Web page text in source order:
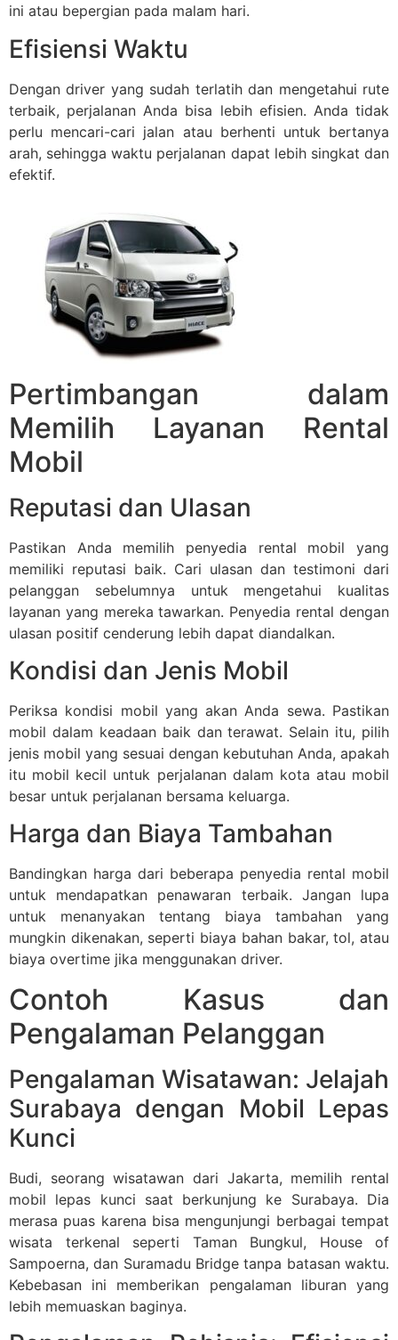
ini atau bepergian pada malam hari.
Efisiensi Waktu
Dengan driver yang sudah terlatih dan mengetahui rute
terbaik, perjalanan Anda bisa lebih efisien. Anda tidak
perlu mencari-cari jalan atau berhenti untuk bertanya
arah, sehingga waktu perjalanan dapat lebih singkat dan
efektif.
Pertimbangan dalam
Memilih Layanan Rental
Mobil
Reputasi dan Ulasan
Pastikan Anda memilih penyedia rental mobil yang
memiliki reputasi baik. Cari ulasan dan testimoni dari
pelanggan sebelumnya untuk mengetahui kualitas
layanan yang mereka tawarkan. Penyedia rental dengan
ulasan positif cenderung lebih dapat diandalkan.
Kondisi dan Jenis Mobil
Periksa kondisi mobil yang akan Anda sewa. Pastikan
mobil dalam keadaan baik dan terawat. Selain itu, pilih
jenis mobil yang sesuai dengan kebutuhan Anda, apakah
itu mobil kecil untuk perjalanan dalam kota atau mobil
besar untuk perjalanan bersama keluarga.
Harga dan Biaya Tambahan
Bandingkan harga dari beberapa penyedia rental mobil
untuk mendapatkan penawaran terbaik. Jangan lupa
untuk menanyakan tentang biaya tambahan yang
mungkin dikenakan, seperti biaya bahan bakar, tol, atau
biaya overtime jika menggunakan driver.
Contoh Kasus dan
Pengalaman Pelanggan
Pengalaman Wisatawan: Jelajah
Surabaya dengan Mobil Lepas
Kunci
Budi, seorang wisatawan dari Jakarta, memilih rental
mobil lepas kunci saat berkunjung ke Surabaya. Dia
merasa puas karena bisa mengunjungi berbagai tempat
wisata terkenal seperti Taman Bungkul, House of
Sampoerna, dan Suramadu Bridge tanpa batasan waktu.
Kebebasan ini memberikan pengalaman liburan yang
lebih memuaskan baginya.